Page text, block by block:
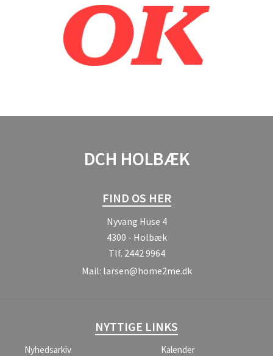
DCH HOLBÆK
FIND OS HER
Nyvang Huse 4
4300 - Holbæk
Tlf. 2442 9964
Mail: larsen@home2me.dk
NYTTIGE LINKS
Nyhedsarkiv
Kalender